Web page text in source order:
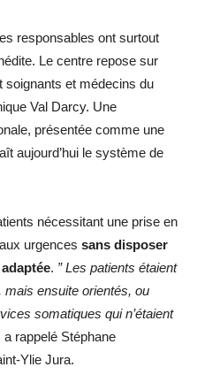
responsables ont surtout
Le centre repose sur
soignants et médecins du
Val Darcy. Une
présentée comme une
aujourd’hui le système de
nécessitant une prise en
urgences sans disposer
. ” Les patients étaient
ensuite orientés, ou
somatiques qui n’étaient
a rappelé Stéphane
Ylie Jura.